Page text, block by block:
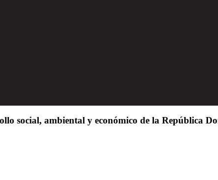
social, ambiental y económico de la República